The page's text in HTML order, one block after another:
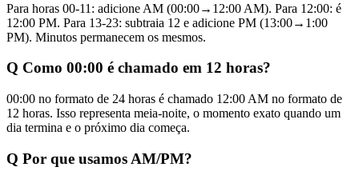
Para horas 00-11: adicione AM (00:00→12:00 AM). Para 12:00: é
12:00 PM. Para 13-23: subtraia 12 e adicione PM (13:00→1:00
PM). Minutos permanecem os mesmos.
Q Como 00:00 é chamado em 12 horas?
00:00 no formato de 24 horas é chamado 12:00 AM no formato de
12 horas. Isso representa meia-noite, o momento exato quando um
dia termina e o próximo dia começa.
Q Por que usamos AM/PM?